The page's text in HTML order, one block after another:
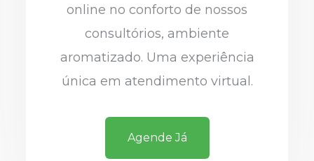
online no conforto de nossos
consultórios, ambiente
aromatizado. Uma experiência
única em atendimento virtual.
Agende Já